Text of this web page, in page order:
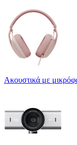
Ακουστικά με